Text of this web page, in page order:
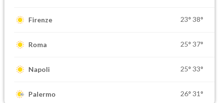
Firenze 23° 38°
Roma 25° 37°
Napoli 25° 33°
Palermo 26° 31°